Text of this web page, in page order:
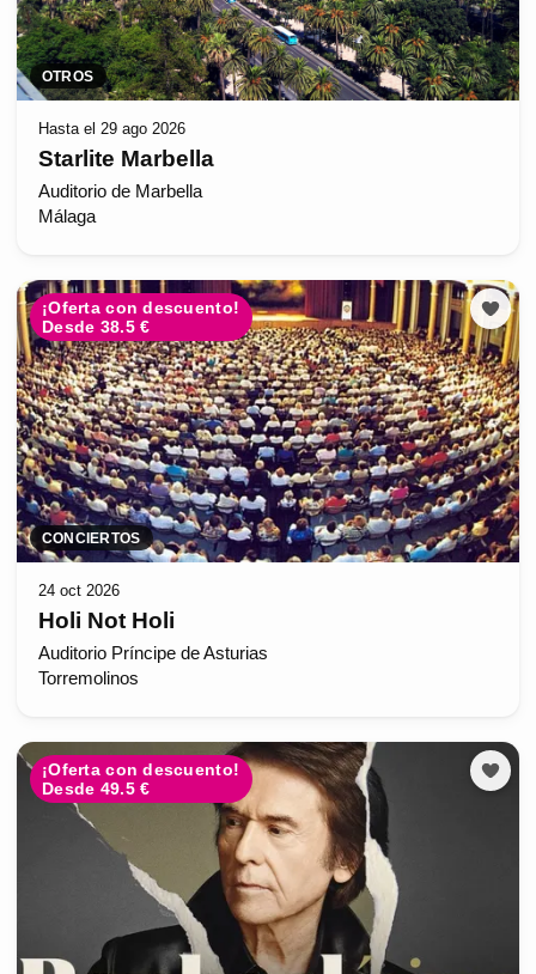
OTROS
Hasta el 29 ago 2026
Starlite Marbella
Auditorio de Marbella
Málaga
¡Oferta con descuento!
Desde 38.5 €
CONCIERTOS
24 oct 2026
Holi Not Holi
Auditorio Príncipe de Asturias
Torremolinos
¡Oferta con descuento!
Desde 49.5 €